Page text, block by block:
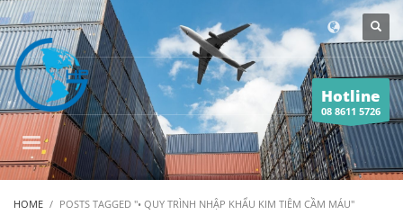
Hotline
08 8611 5726
HOME POSTS TAGGED "• QUY TRÌNH NHẬP KHẨU KIM TIÊM CẦM MÁU"